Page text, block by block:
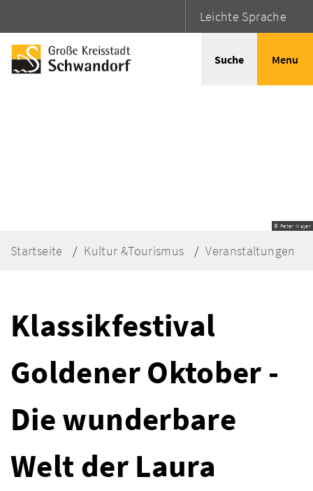
Leichte Sprache
Suche Menu
© Peter Mayer
Startseite Kultur &Tourismus Veranstaltungen
Klassikfestival
Goldener Oktober -
Die wunderbare
Welt der Laura